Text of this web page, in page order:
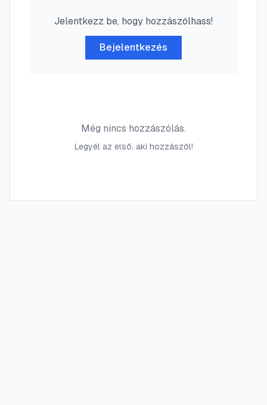
Jelentkezz be, hogy hozzászólhass!
Bejelentkezés
Még nincs hozzászólás.
Legyél az első, aki hozzászól!